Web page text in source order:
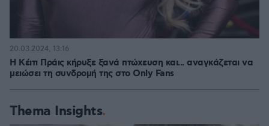
Η Κέιτι Πράις κήρυξε ξανά πτώχευση και... αναγκάζεται να
μειώσει τη συνδρομή της στο Only Fans
20.03.2024, 13:16
Thema Insights